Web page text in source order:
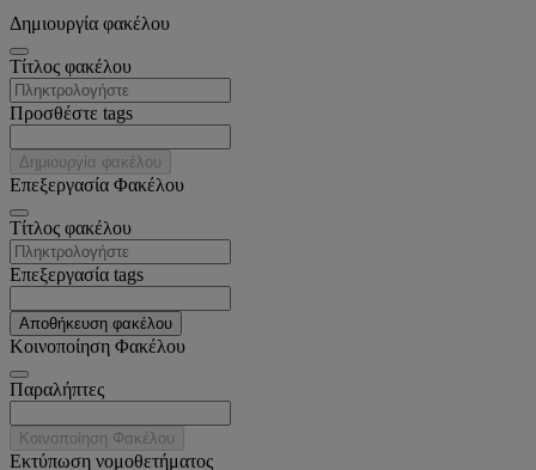
Δημιουργία φακέλου
Tίτλος φακέλου
Προσθέστε tags
Δημιουργία φακέλου
Επεξεργασία Φακέλου
Tίτλος φακέλου
Επεξεργασία tags
Αποθήκευση φακέλου
Κοινοποίηση Φακέλου
Παραλήπτες
Κοινοποίηση Φακέλου
Εκτύπωση νομοθετήματος